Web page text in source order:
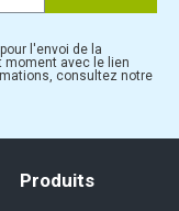
l'envoi de la
moment avec le lien
consultez notre
Produits